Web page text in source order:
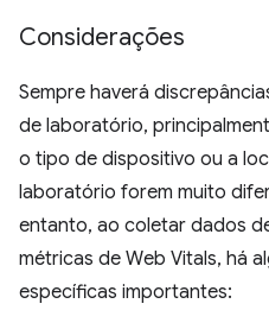
Considerações
Sempre haverá
de laboratório,
o tipo de dispositivo ou a
laboratório forem muito
entanto, ao coletar dados
métricas de Web Vitals, há
específicas importantes: